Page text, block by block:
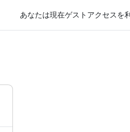
あなたは現在ゲストアクセスを